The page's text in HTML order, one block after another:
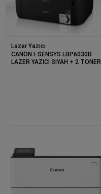
Lazer Yazıcı
CANON I-SENSYS LBP6030B
LAZER YAZICI SIYAH + 2 TONER